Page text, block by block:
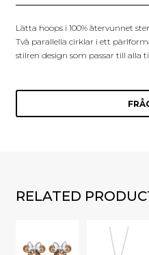
Lätta hoops i 100% återvunnet
Två parallella cirklar i ett
stilren design som passar till alla
RELATED